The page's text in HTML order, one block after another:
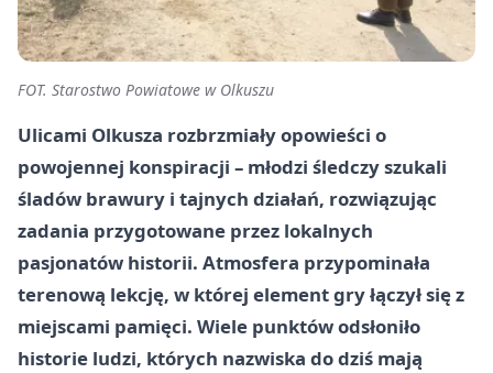
FOT. Starostwo Powiatowe w Olkuszu
Ulicami Olkusza rozbrzmiały opowieści o
powojennej konspiracji – młodzi śledczy szukali
śladów brawury i tajnych działań, rozwiązując
zadania przygotowane przez lokalnych
pasjonatów historii. Atmosfera przypominała
terenową lekcję, w której element gry łączył się z
miejscami pamięci. Wiele punktów odsłoniło
historie ludzi, których nazwiska do dziś mają